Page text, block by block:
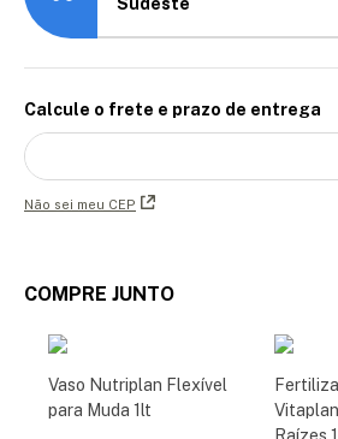
Calcule o frete e prazo de entrega
Não sei meu CEP
COMPRE JUNTO
Vaso Nutriplan Flexível
para Muda 1lt